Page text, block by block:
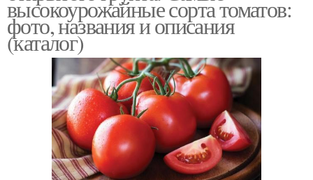
высокоурожайные сорта томатов:
фото, названия и описания
(каталог)